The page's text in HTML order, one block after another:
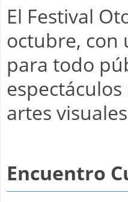
El Festival
octubre, con
para todo
artes
Encuentro